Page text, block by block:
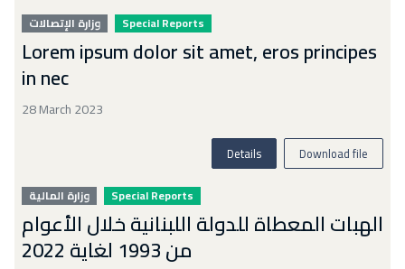
وزارة الإتصالات Special Reports
Lorem ipsum dolor sit amet, eros principes
in nec
28 March 2023
Details Download file
وزارة المالية Special Reports
الهبات المعطاة للدولة اللبنانية خلال الأعوام
من 1993 لغاية 2022